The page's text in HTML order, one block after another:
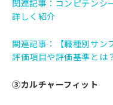
関連記事： コンピテンシ
詳しく紹介
関連記事：
【職種別サ
評価項目や評価基準とは
③カルチャーフィット